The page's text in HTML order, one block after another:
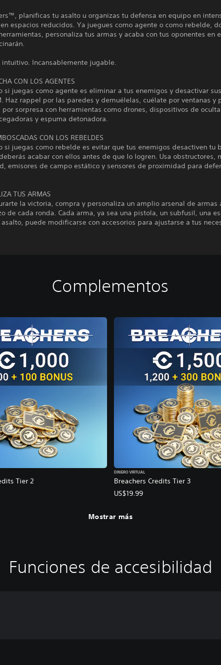
planificas tu asalto u organizas tu defensa en equipo en
espacios reducidos. Ya juegues como agente o como rebelde,
personaliza tus armas y acaba con tus oponentes en
Incansablemente jugable.
CON LOS AGENTES
si juegas como agente es eliminar a tus enemigos y desactivar
Haz rappel por las paredes y demuélelas, cuélate por ventanas y
por sorpresa con herramientas como drones, dispositivos de
y espuma detonadora.
CON LOS REBELDES
si juegas como rebelde es evitar que tus enemigos desactiven tu
acabar con ellos antes de que lo logren. Usa obstructores,
emisores de campo estático y sensores de proximidad para
TUS ARMAS
la victoria, compra y personaliza un amplio arsenal de armas
de cada ronda. Cada arma, ya sea una pistola, un subfusil, una
puede modificarse con accesorios para ajustarse a tus
Complementos
Tier 2 Breachers Credits Tier 3
DINERO VIRTUAL
US$19.99
Mostrar más
Funciones de accesibilidad